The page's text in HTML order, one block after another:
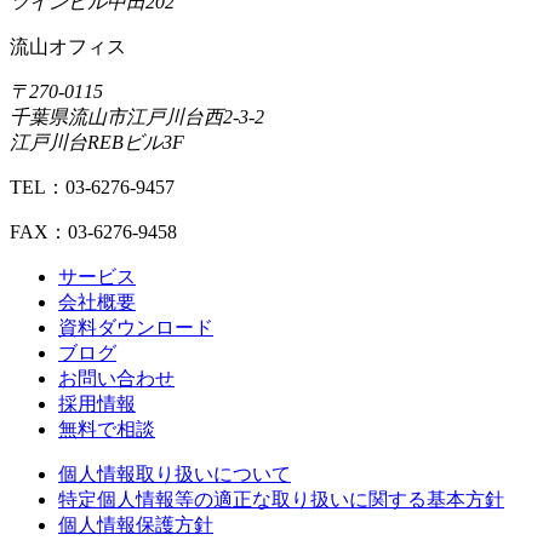
流山オフィス
〒270-0115
千葉県流山市江戸川台西2-3-2
江戸川台REBビル3F
TEL：03-6276-9457
FAX：03-6276-9458
サービス
会社概要
資料ダウンロード
ブログ
お問い合わせ
採用情報
無料で相談
個人情報取り扱いについて
特定個人情報等の適正な取り扱いに関する基本方針
個人情報保護方針